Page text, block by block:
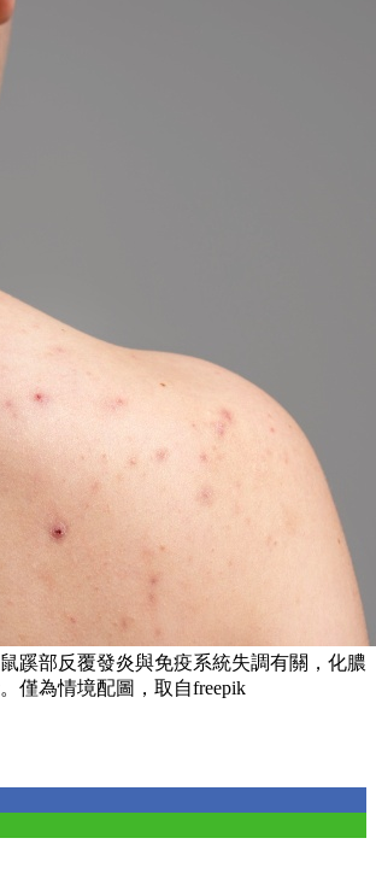
蹊部反覆發炎與免疫系統失調有關，化膿
僅為情境配圖，取自freepik